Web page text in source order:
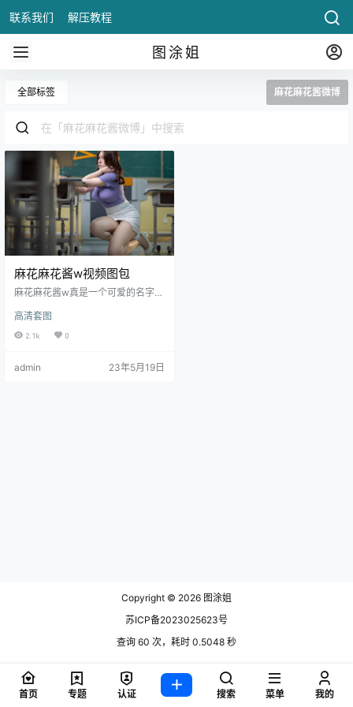
联系我们 解压教程
图涂姐
全部标签 麻花麻花酱微博
麻花麻花酱w视频图包
麻花麻花酱w真是一个可爱的名字
的名字可能已经传遍了网红圈，200
0年10月21日出生于上海天秤座，知
姐姐的身材属于丰.
高清套图
2.1k 0
admin 23年5月19日
Copyright © 2026 图涂姐
苏ICP备2023025623号
查询 60 次，耗时 0.5048 秒
首页 专题 认证 搜索 菜单 我的